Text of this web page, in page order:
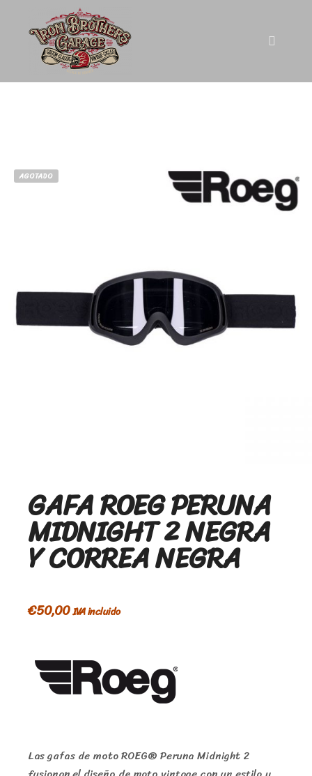
AGOTADO
GAFA ROEG PERUNA
MIDNIGHT 2 NEGRA
Y CORREA NEGRA
€50,00IVA incluido
Las gafas de moto ROEG® Peruna Midnight 2